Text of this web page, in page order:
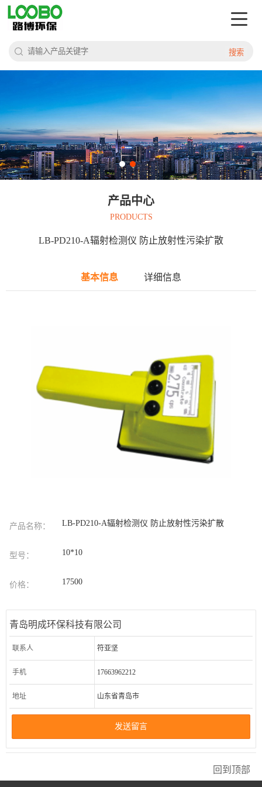
搜索
产品中心
PRODUCTS
LB-PD210-A辐射检测仪 防止放射性污染扩散
基本信息 详细信息
产品名称： LB-PD210-A辐射检测仪 防止放射性污染扩散
型号： 10*10
价格： 17500
青岛明成环保科技有限公司
联系人 符亚坚
手机 17663962212
地址 山东省青岛市
发送留言
回到顶部